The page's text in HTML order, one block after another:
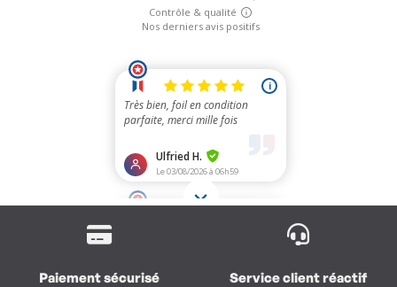
Paiement sécurisé Service client réactif